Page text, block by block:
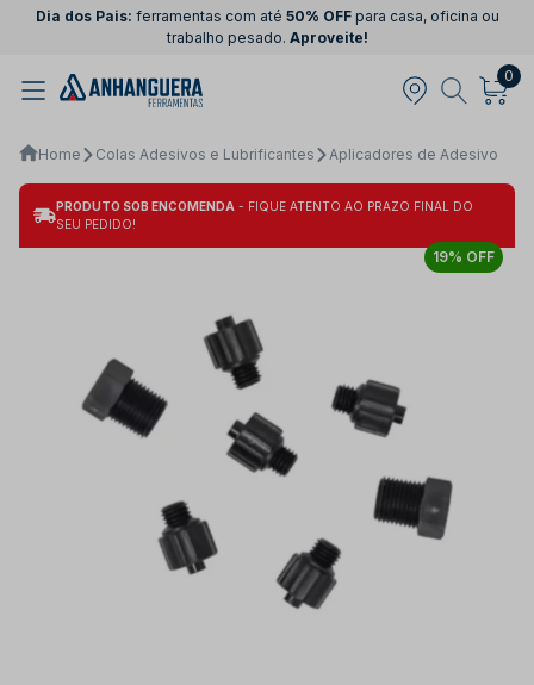
Dia dos Pais: ferramentas com até 50% OFFpara casa, oficina ou
trabalho pesado. Aproveite!
0
Home Colas Adesivos e Lubrificantes Aplicadores de Adesivo
PRODUTO SOB ENCOMENDA - FIQUE ATENTO AO PRAZO FINAL DO
SEU PEDIDO!
19% OFF